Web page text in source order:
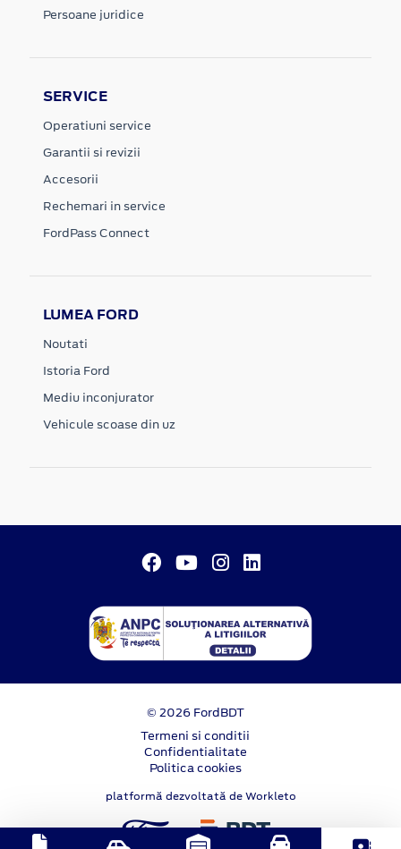
Persoane juridice
SERVICE
Operatiuni service
Garantii si revizii
Accesorii
Rechemari in service
FordPass Connect
LUMEA FORD
Noutati
Istoria Ford
Mediu inconjurator
Vehicule scoase din uz
© 2026 FordBDT
Termeni si conditii
Confidentialitate
Politica cookies
platformă dezvoltată de Workleto